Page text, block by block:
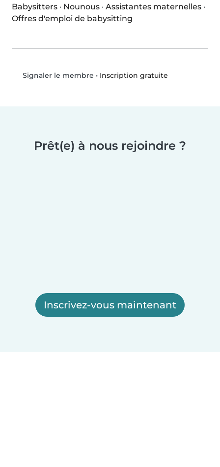
Babysitters · Nounous · Assistantes maternelles ·
Offres d'emploi de babysitting
Signaler le membre • Inscription gratuite
Prêt(e) à nous rejoindre ?
Inscrivez-vous maintenant